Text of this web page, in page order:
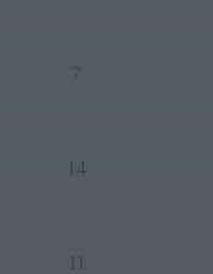
7
14
11